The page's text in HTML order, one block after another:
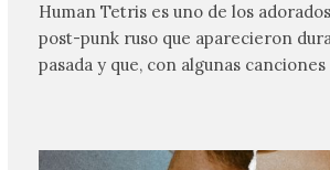
Human Tetris es uno de los
post-punk ruso que aparecieron
pasada y que, con algunas